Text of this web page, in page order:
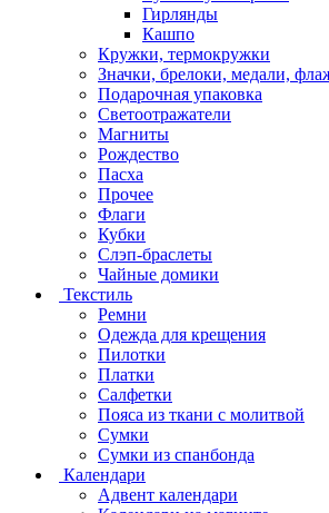
Гирлянды
Кашпо
Кружки, термокружки
Значки, брелоки, медали,
Подарочная упаковка
Светоотражатели
Магниты
Рождество
Пасха
Прочее
Флаги
Кубки
Слэп-браслеты
Чайные домики
Текстиль
Ремни
Одежда для крещения
Пилотки
Платки
Салфетки
Пояса из ткани с молитвой
Сумки
Сумки из спанбонда
Календари
Адвент календари